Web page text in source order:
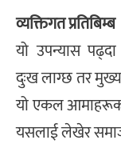
व्यक्तिगत प्रतिबिम्ब
यो उपन्यास
दुःख लाग्छ तर
यो एकल आमाहरूका
यसलाई लेखेर